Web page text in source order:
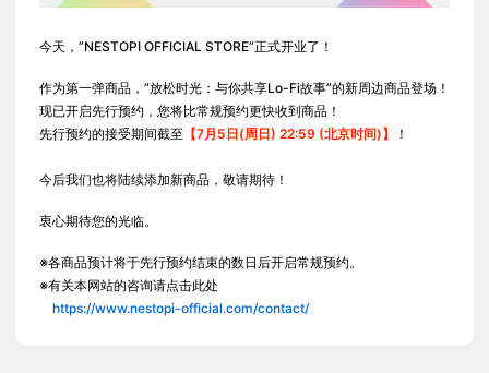
今天，”NESTOPI OFFICIAL STORE”正式开业了！
作为第一弹商品，”放松时光：与你共享Lo-Fi故事”的新周边商品登场！
现已开启先行预约，您将比常规预约更快收到商品！
先行预约的接受期间截至 【7月5日(周日) 22:59 (北京时间)】 ！
今后我们也将陆续添加新商品，敬请期待！
衷心期待您的光临。
※各商品预计将于先行预约结束的数日后开启常规预约。
※有关本网站的咨询请点击此处
https://www.nestopi-official.com/contact/